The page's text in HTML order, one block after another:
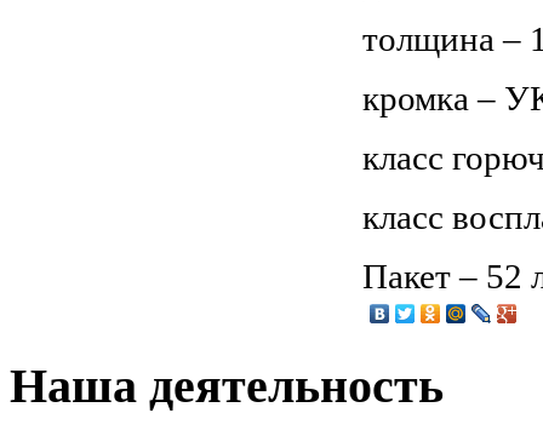
толщина –
кромка –
класс
класс
Пакет – 52
Наша деятельность